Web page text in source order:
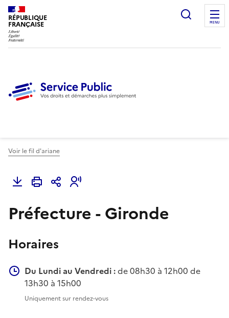
RÉPUBLIQUE
FRANÇAISE
Ouvrir
MENU
Voir le fil d'ariane
Préfecture - Gironde
Horaires
Du Lundi au Vendredi :de 08h30 à 12h00 de
13h30 à 15h00
Uniquement sur rendez-vous